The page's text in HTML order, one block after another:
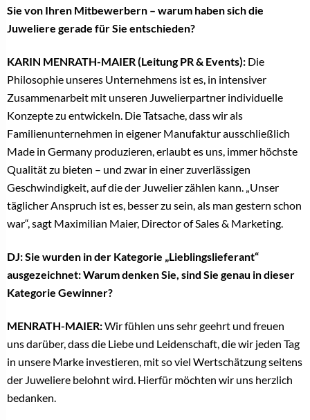
Sie von Ihren Mitbewerbern – warum haben sich die
Juweliere gerade für Sie entschieden?
KARIN MENRATH-MAIER (Leitung PR & Events): Die
Philosophie unseres Unternehmens ist es, in intensiver
Zusammenarbeit mit unseren Juwelierpartner individuelle
Konzepte zu entwickeln. Die Tatsache, dass wir als
Familienunternehmen in eigener Manufaktur ausschließlich
Made in Germany produzieren, erlaubt es uns, immer höchste
Qualität zu bieten – und zwar in einer zuverlässigen
Geschwindigkeit, auf die der Juwelier zählen kann. „Unser
täglicher Anspruch ist es, besser zu sein, als man gestern schon
war“, sagt Maximilian Maier, Director of Sales & Marketing.
DJ: Sie wurden in der Kategorie „Lieblingslieferant“
ausgezeichnet: Warum denken Sie, sind Sie genau in dieser
Kategorie Gewinner?
MENRATH-MAIER:Wir fühlen uns sehr geehrt und freuen
uns darüber, dass die Liebe und Leidenschaft, die wir jeden Tag
in unsere Marke investieren, mit so viel Wertschätzung seitens
der Juweliere belohnt wird. Hierfür möchten wir uns herzlich
bedanken.